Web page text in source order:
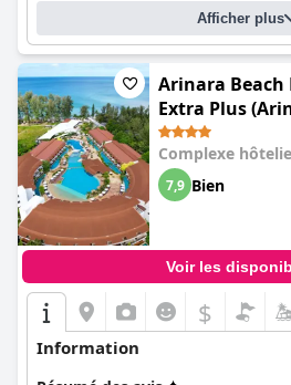
Afficher plus
Arinara Beach
Extra Plus
Phuket
Complexe
7,9 Bien
Voir les
$
Information